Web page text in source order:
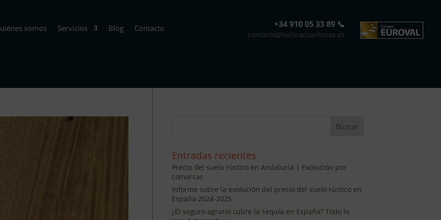
somos Servicios Blog Contacto +34 910 05 33 89 📞
contacto@valoracionfincas.es
Entradas recientes
Precio del suelo rústico en Andalucía | Evolución por
comarcas
Informe sobre la evolución del precio del suelo rústico en
España 2024-2025
¿El seguro agrario cubre la sequía en España? Todo lo